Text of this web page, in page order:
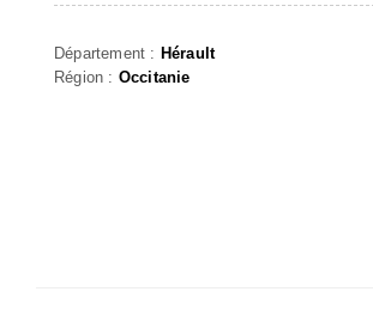
Département : Hérault
Région : Occitanie